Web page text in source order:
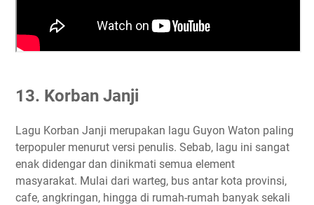
13. Korban Janji
Lagu Korban Janji merupakan lagu Guyon Waton paling
terpopuler menurut versi penulis. Sebab, lagu ini sangat
enak didengar dan dinikmati semua element
masyarakat. Mulai dari warteg, bus antar kota provinsi,
cafe, angkringan, hingga di rumah-rumah banyak sekali